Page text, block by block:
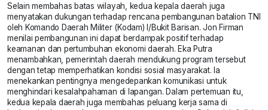
Selain membahas batas wilayah, kedua kepala daerah juga
menyatakan dukungan terhadap rencana pembangunan batalion TNI
oleh Komando Daerah Militer (Kodam) I/Bukit Barisan. Jon Firman
menilai pembangunan ini dapat berdampak positif terhadap
keamanan dan pertumbuhan ekonomi daerah. Eka Putra
menambahkan, pemerintah daerah mendukung program tersebut
dengan tetap memperhatikan kondisi sosial masyarakat. Ia
menekankan pentingnya mengedepankan komunikasi untuk
menghindari kesalahpahaman di lapangan. Dalam pertemuan itu,
kedua kepala daerah juga membahas peluang kerja sama di